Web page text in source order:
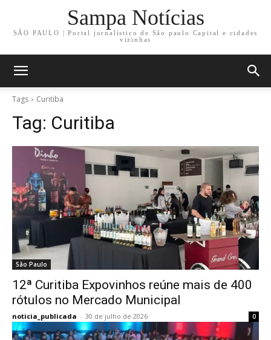
Sampa Notícias
SÃO PAULO | Portal jornalístico de São paulo Capital e cidades
vizinhas
Tags Curitiba
Tag: Curitiba
São Paulo
12ª Curitiba Expovinhos reúne mais de 400
rótulos no Mercado Municipal
noticia_publicada - 30 de julho de 2026 0